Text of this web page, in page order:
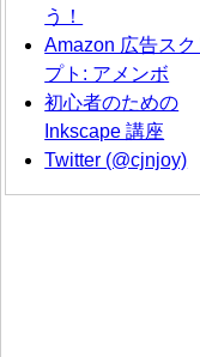
う！
Amazon 広告スク
プト: アメンボ
初心者のための
Inkscape 講座
Twitter (@cjnjoy)